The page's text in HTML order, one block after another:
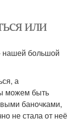
или
нашей большой
а
можем быть
баночками,
не стала от неё